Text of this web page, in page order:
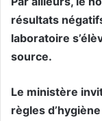
résultats
laboratoire
source.
Le ministère
règles